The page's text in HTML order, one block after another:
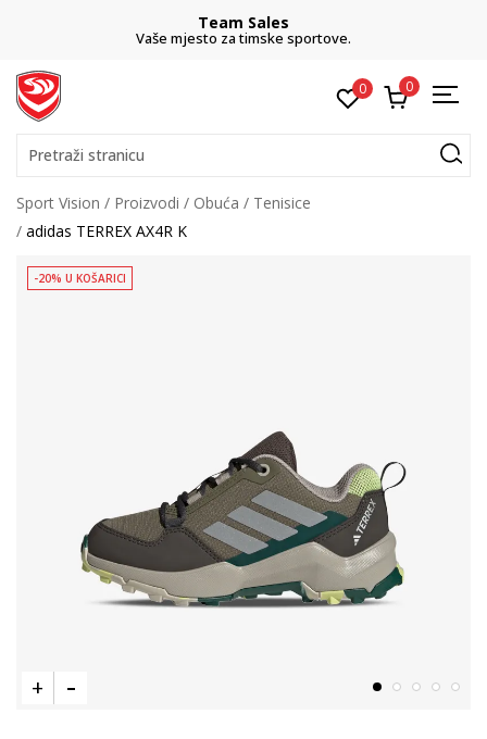
Team Sales
Vaše mjesto za timske sportove.
0 0
Pretraži stranicu
Sport Vision Proizvodi Obuća
Tenisice
adidas TERREX AX4R K
-20% U KOŠARICI